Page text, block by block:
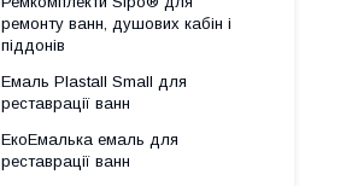
ремонту ванн, душових кабін і
піддонів
Емаль Plastall Small для
реставрації ванн
ЕкоЕмалька емаль для
реставрації ванн